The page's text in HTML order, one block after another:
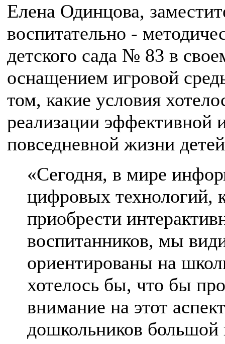
Елена Одинцова,
воспитательно -
детского сада № 83 в
оснащением игровой
том, какие условия
реализации эффективной
повседневной жизни
«Сегодня, в мире
цифровых технологий,
приобрести
воспитанников, мы
ориентированы на
хотелось бы, что бы
внимание на этот
дошкольников большой